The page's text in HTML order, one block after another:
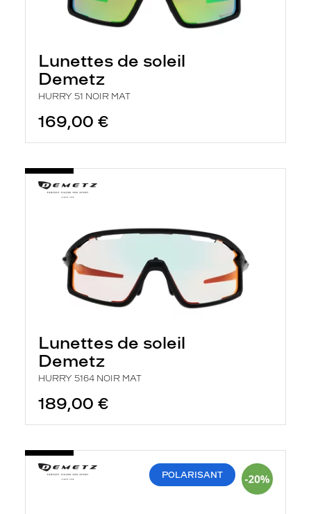
Lunettes de soleil
Demetz
HURRY 51 NOIR MAT
169,00 €
Lunettes de soleil
Demetz
HURRY 5164 NOIR MAT
189,00 €
POLARISANT